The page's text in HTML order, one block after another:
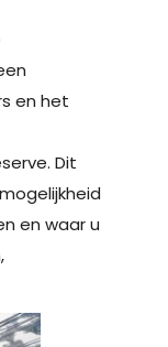
en het
Dit
en waar u